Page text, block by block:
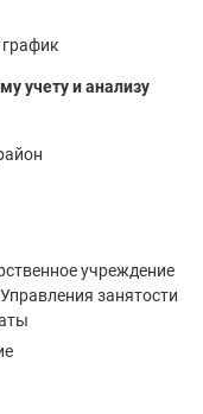
учету и анализу
учреждение
занятости